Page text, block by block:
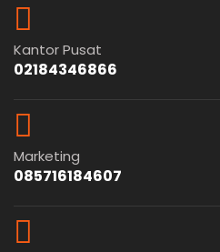
Kantor Pusat
02184346866
Marketing
085716184607